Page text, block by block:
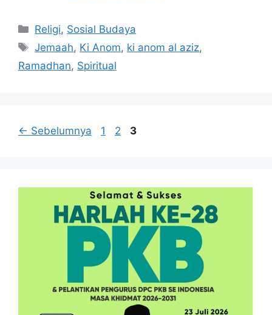
Kategori
Religi, Sosial Budaya
Tag
Jemaah, Ki Anom, ki anom al aziz,
Ramadhan, Spiritual
← Sebelumnya Halaman
1 Halaman
2 Halaman
3